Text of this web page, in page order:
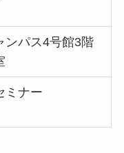
ンパス4号館3階
ミナー